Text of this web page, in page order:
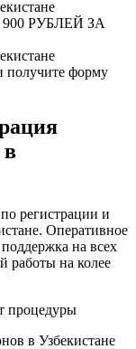
РУБЛЕЙ ЗА
получите форму
в
регистрации и
Оперативное
на всех
работы на колее
процедуры
в Узбекистане